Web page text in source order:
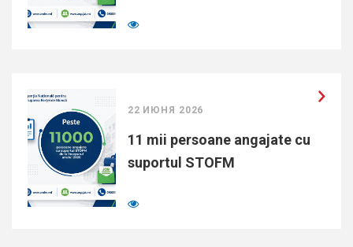
22 ИЮНЯ 2026
11 mii persoane angajate cu
suportul STOFM